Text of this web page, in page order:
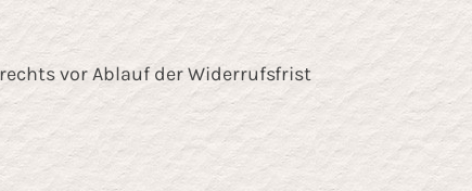
vor Ablauf der Widerrufsfrist